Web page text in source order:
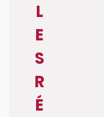
L
E
S
R
É